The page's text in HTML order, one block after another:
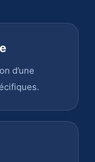
d’une